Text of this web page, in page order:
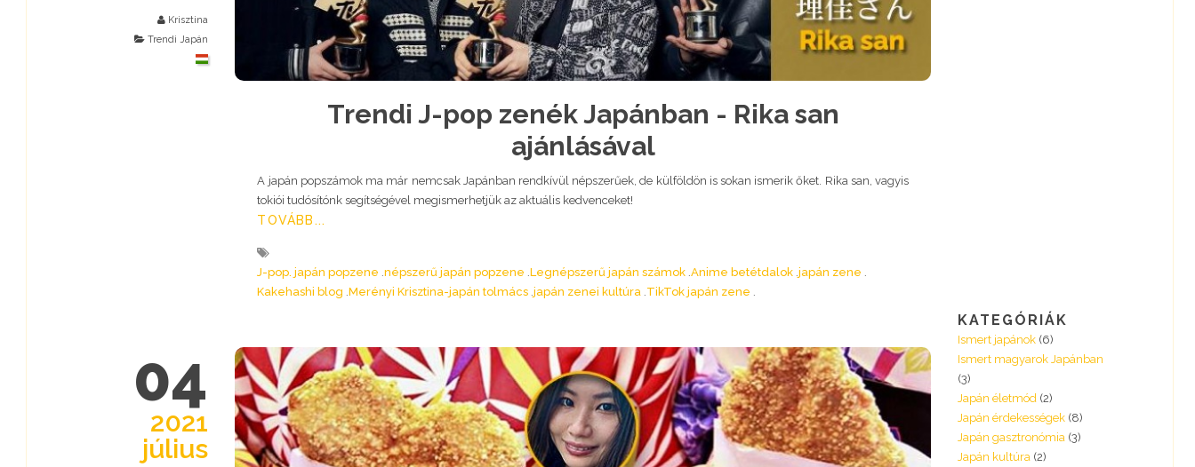
Krisztina
Trendi Japán
Trendi J-pop zenék Japánban - Rika san
ajánlásával
A japán popszámok ma már nemcsak Japánban rendkívül népszerűek, de külföldön is sokan ismerik őket. Rika san, vagyis
tokiói tudósítónk segítségével megismerhetjük az aktuális kedvenceket!
TOVÁBB...
J-pop. japán popzene népszerű japán popzene Legnépszerű japán számok Anime betétdalok japán zene
Kakehashi blog Merényi Krisztina-japán tolmács japán zenei kultúra TikTok japán zene
04
2021
július
KATEGÓRIÁK
Ismert japánok (6)
Ismert magyarok Japánban
(3)
Japán életmód (2)
Japán érdekességek (8)
Japán gasztronómia (3)
Japán kultúra (2)